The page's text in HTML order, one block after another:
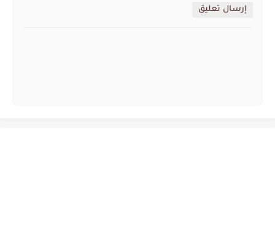
إرسال تعليق